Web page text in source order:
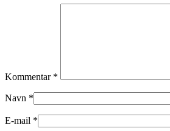
Kommentar *
Navn *
E-mail *